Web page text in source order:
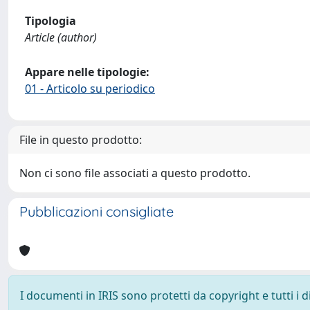
Tipologia
Article (author)
Appare nelle tipologie:
01 - Articolo su periodico
File in questo prodotto:
Non ci sono file associati a questo prodotto.
Pubblicazioni consigliate
I documenti in IRIS sono protetti da copyright e tutti i